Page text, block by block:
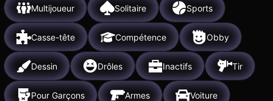
Multijoueur Solitaire Sports
Casse-tête Compétence Obby
Dessin Drôles Inactifs Tir
Pour Garçons Armes Voiture